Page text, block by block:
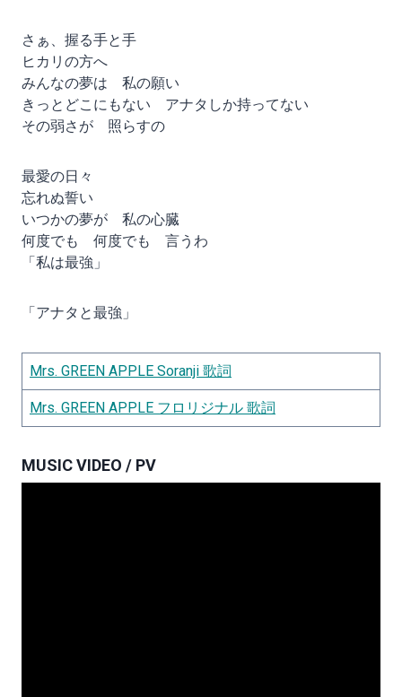
さぁ、握る手と手
ヒカリの方へ
みんなの夢は 私の願い
きっとどこにもない アナタしか持ってない
その弱さが 照らすの
最愛の日々
忘れぬ誓い
いつかの夢が 私の心臓
何度でも 何度でも 言うわ
「私は最強」
「アナタと最強」
Mrs. GREEN APPLE Soranji 歌詞
Mrs. GREEN APPLE フロリジナル 歌詞
MUSIC VIDEO / PV